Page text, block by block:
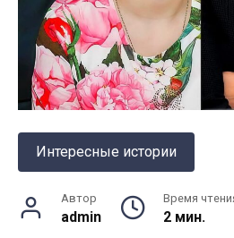
Интересные истории
Автор
admin
Время
2 мин.